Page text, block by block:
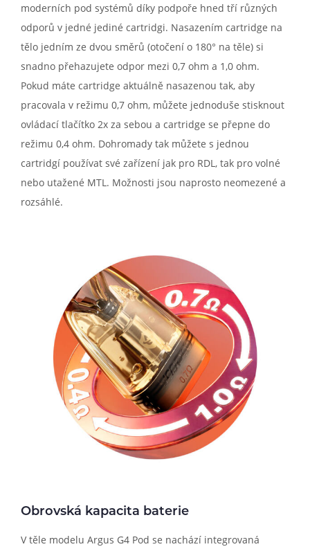
moderních pod systémů díky podpoře hned tří různých
odporů v jedné jediné cartridgi. Nasazením cartridge na
tělo jedním ze dvou směrů (otočení o 180° na těle) si
snadno přehazujete odpor mezi 0,7 ohm a 1,0 ohm.
Pokud máte cartridge aktuálně nasazenou tak, aby
pracovala v režimu 0,7 ohm, můžete jednoduše stisknout
ovládací tlačítko 2x za sebou a cartridge se přepne do
režimu 0,4 ohm. Dohromady tak můžete s jednou
cartridgí používat své zařízení jak pro RDL, tak pro volné
nebo utažené MTL. Možnosti jsou naprosto neomezené a
rozsáhlé.
Obrovská kapacita baterie
V těle modelu Argus G4 Pod se nachází integrovaná